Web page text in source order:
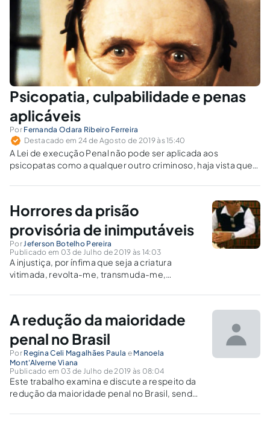
Psicopatia, culpabilidade e penas
aplicáveis
Por Fernanda Odara Ribeiro Ferreira
Destacado em 24 de Agosto de 2019 às 15:40
A Lei de execução Penal não pode ser aplicada aos
psicopatas como a qualquer outro criminoso, haja vista que
Horrores da prisão
provisória de inimputáveis
PorJeferson Botelho Pereira
Publicado em 03 de Julho de 2019 às 14:03
A injustiça, por ínfima que seja a criatura
vitimada, revolta-me, transmuda-me,
a estima pela vida. (Rui Barbosa) RESUMO. O
analisar sem pretensão exauriente o caso de
prisões provisórias de...
A redução da maioridade
penal no Brasil
Por Regina Celi Magalhães Paula e Manoela
Mont'Alverne Viana
Publicado em 03 de Julho de 2019 às 08:04
Este trabalho examina e discute a respeito da
redução da maioridade penal no Brasil, sendo
social e jurídica.